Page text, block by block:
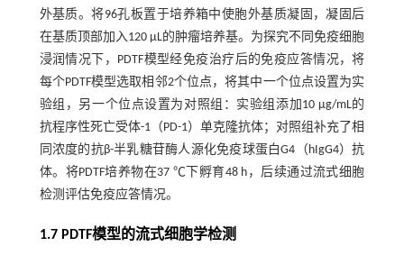
外基质。将96孔板置于培养箱中使胞外基质凝固，凝固后
在基质顶部加入120 μL的肿瘤培养基。为探究不同免疫细胞
浸润情况下，PDTF模型经免疫治疗后的免疫应答情况，将
每个PDTF模型选取相邻2个位点，将其中一个位点设置为实
验组，另一个位点设置为对照组：实验组添加10 μg/mL的
抗程序性死亡受体-1（PD-1）单克隆抗体；对照组补充了相
同浓度的抗β-半乳糖苷酶人源化免疫球蛋白G4（hIgG4）抗
体。将PDTF培养物在37 ℃下孵育48 h，后续通过流式细胞
检测评估免疫应答情况。
1.7 PDTF模型的流式细胞学检测